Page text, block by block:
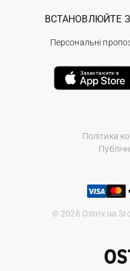
Політика
© 2026 Ostriv.ua
ВСТАНОВЛЮЙТЕ
Персональні